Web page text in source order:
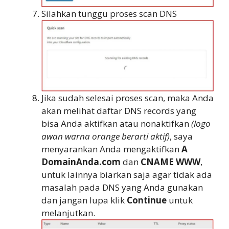
Silahkan tunggu proses scan DNS
Jika sudah selesai proses scan, maka Anda
akan melihat daftar DNS records yang
bisa Anda aktifkan atau nonaktifkan(logo
awan warna orange berarti aktif), saya
menyarankan Anda mengaktifkanA
DomainAnda.com dan CNAME WWW,
untuk lainnya biarkan saja agar tidak ada
masalah pada DNS yang Anda gunakan
dan jangan lupa klik Continue untuk
melanjutkan.